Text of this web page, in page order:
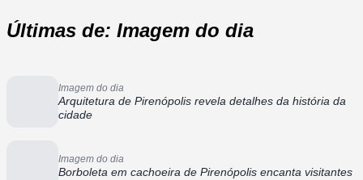
Últimas de: Imagem do dia
Imagem do dia
Arquitetura de Pirenópolis revela detalhes da história da
cidade
Imagem do dia
Borboleta em cachoeira de Pirenópolis encanta visitantes